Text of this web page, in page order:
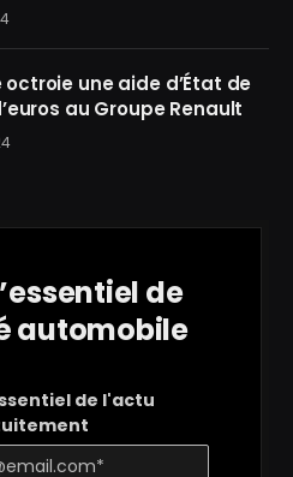
octroie une aide d’État de
au Groupe Renault
de
automobile
de l'actu